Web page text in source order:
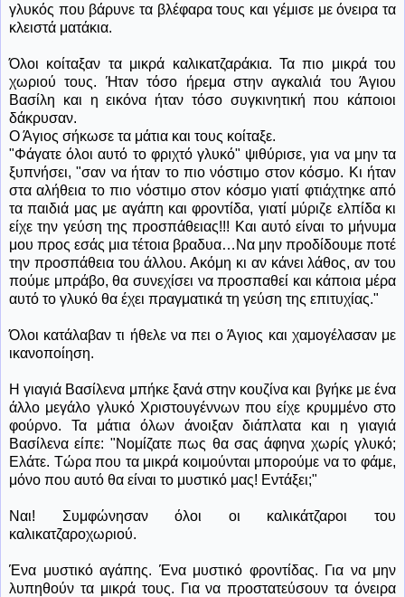
γλυκός που βάρυνε τα βλέφαρα τους και γέμισε με όνειρα τα
κλειστά ματάκια.
Όλοι κοίταξαν τα μικρά καλικατζαράκια. Τα πιο μικρά του
χωριού τους. Ήταν τόσο ήρεμα στην αγκαλιά του Άγιου
Βασίλη και η εικόνα ήταν τόσο συγκινητική που κάποιοι
δάκρυσαν.
Ο Άγιος σήκωσε τα μάτια και τους κοίταξε.
"Φάγατε όλοι αυτό το φριχτό γλυκό" ψιθύρισε, για να μην τα
ξυπνήσει, "σαν να ήταν το πιο νόστιμο στον κόσμο. Κι ήταν
στα αλήθεια το πιο νόστιμο στον κόσμο γιατί φτιάχτηκε από
τα παιδιά μας με αγάπη και φροντίδα, γιατί μύριζε ελπίδα κι
είχε την γεύση της προσπάθειας!!! Και αυτό είναι το μήνυμα
μου προς εσάς μια τέτοια βραδυα…Να μην προδίδουμε ποτέ
την προσπάθεια του άλλου. Ακόμη κι αν κάνει λάθος, αν του
πούμε μπράβο, θα συνεχίσει να προσπαθεί και κάποια μέρα
αυτό το γλυκό θα έχει πραγματικά τη γεύση της επιτυχίας."
Όλοι κατάλαβαν τι ήθελε να πει ο Άγιος και χαμογέλασαν με
ικανοποίηση.
Η γιαγιά Βασίλενα μπήκε ξανά στην κουζίνα και βγήκε με ένα
άλλο μεγάλο γλυκό Χριστουγέννων που είχε κρυμμένο στο
φούρνο. Τα μάτια όλων άνοιξαν διάπλατα και η γιαγιά
Βασίλενα είπε: "Νομίζατε πως θα σας άφηνα χωρίς γλυκό;
Ελάτε. Τώρα που τα μικρά κοιμούνται μπορούμε να το φάμε,
μόνο που αυτό θα είναι το μυστικό μας! Εντάξει;"
Ναι! Συμφώνησαν όλοι οι καλικάτζαροι του
καλικατζαροχωριού.
Ένα μυστικό αγάπης. Ένα μυστικό φροντίδας. Για να μην
λυπηθούν τα μικρά τους. Για να προστατεύσουν τα όνειρα